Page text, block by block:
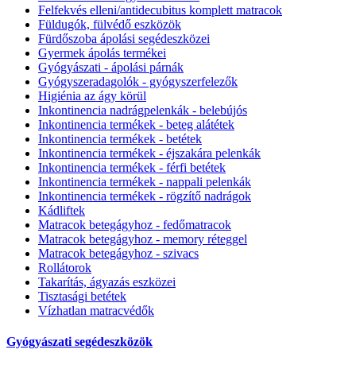
Felfekvés elleni/antidecubitus komplett matracok
Füldugók, fülvédő eszközök
Fürdőszoba ápolási segédeszközei
Gyermek ápolás termékei
Gyógyászati - ápolási párnák
Gyógyszeradagolók - gyógyszerfelezők
Higiénia az ágy körül
Inkontinencia nadrágpelenkák - belebújós
Inkontinencia termékek - beteg alátétek
Inkontinencia termékek - betétek
Inkontinencia termékek - éjszakára pelenkák
Inkontinencia termékek - férfi betétek
Inkontinencia termékek - nappali pelenkák
Inkontinencia termékek - rögzítő nadrágok
Kádliftek
Matracok betegágyhoz - fedőmatracok
Matracok betegágyhoz - memory réteggel
Matracok betegágyhoz - szivacs
Rollátorok
Takarítás, ágyazás eszközei
Tisztasági betétek
Vízhatlan matracvédők
Gyógyászati segédeszközök